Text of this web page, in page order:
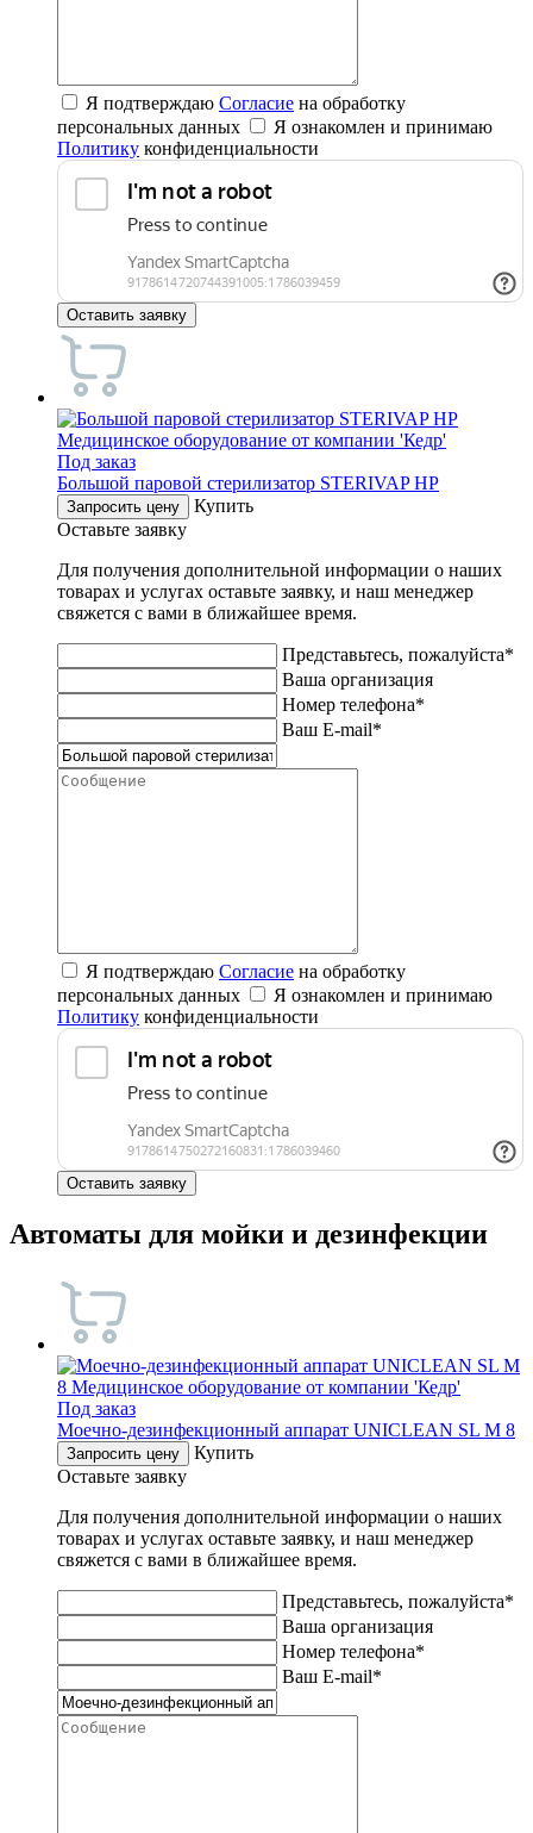
Я подтверждаю Согласие на обработку
персональных данных
Я ознакомлен и принимаю
Политику конфиденциальности
Оставить заявку
Под заказ
Большой паровой стерилизатор STERIVAP HP
Запросить цену
Купить
Оставьте заявку
Для получения дополнительной информации о наших
товарах и услугах оставьте заявку, и наш менеджер
свяжется с вами в ближайшее время.
Представьтесь, пожалуйста*
Ваша организация
Номер телефона*
Ваш E-mail*
Я подтверждаю Согласие на обработку
персональных данных
Я ознакомлен и принимаю
Политику конфиденциальности
Оставить заявку
Автоматы для мойки и дезинфекции
Под заказ
Mоечно-дезинфекционный аппарат UNICLEAN SL M 8
Запросить цену
Купить
Оставьте заявку
Для получения дополнительной информации о наших
товарах и услугах оставьте заявку, и наш менеджер
свяжется с вами в ближайшее время.
Представьтесь, пожалуйста*
Ваша организация
Номер телефона*
Ваш E-mail*